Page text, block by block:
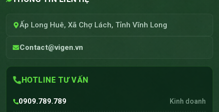
Ấp Long Huê, Xã Chợ Lách, Tỉnh Vĩnh Long
Contact@vigen.vn
HOTLINE TƯ VẤN
0909.789.789 Kinh doanh